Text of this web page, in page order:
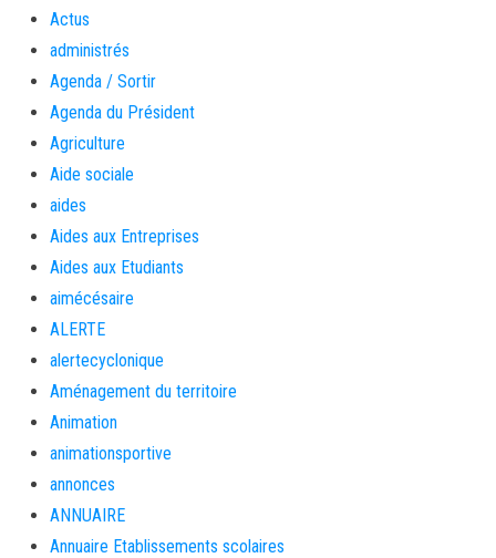
Actus
administrés
Agenda / Sortir
Agenda du Président
Agriculture
Aide sociale
aides
Aides aux Entreprises
Aides aux Etudiants
aimécésaire
ALERTE
alertecyclonique
Aménagement du territoire
Animation
animationsportive
annonces
ANNUAIRE
Annuaire Etablissements scolaires